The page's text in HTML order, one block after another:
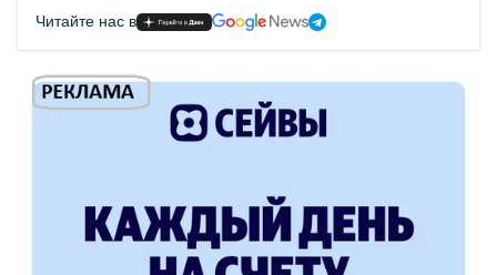
Читайте нас в